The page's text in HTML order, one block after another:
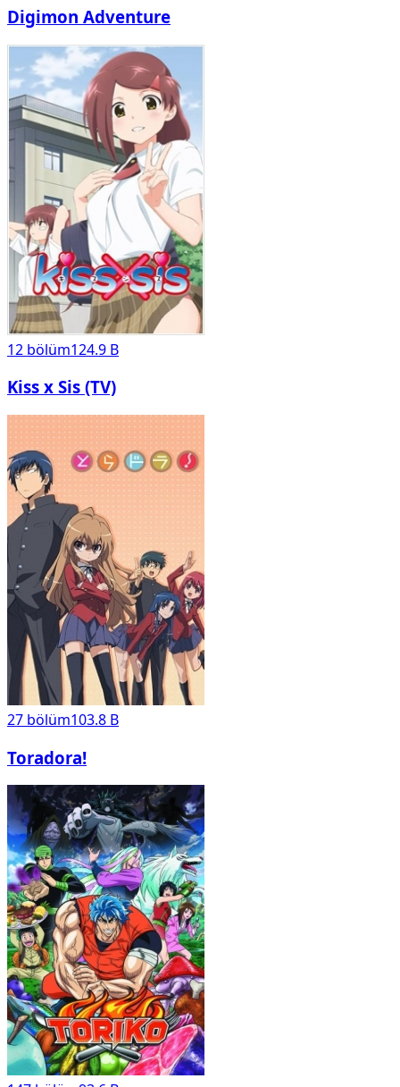
Digimon Adventure
12 bölüm124.9 B
Kiss x Sis (TV)
27 bölüm103.8 B
Toradora!